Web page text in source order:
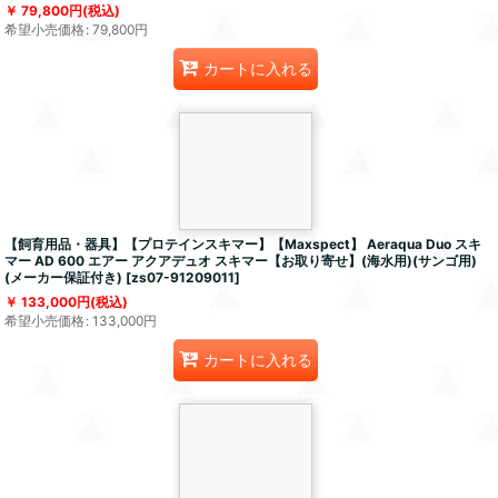
79,800円(税込)
希望小売価格: 79,800円
カートに入れる
【飼育用品・器具】【プロテインスキマー】【Maxspect】 Aeraqua Duo スキ
マー AD 600 エアー アクアデュオ スキマー【お取り寄せ】(海水用)(サンゴ用)
(メーカー保証付き) [zs07-91209011]
133,000円(税込)
希望小売価格: 133,000円
カートに入れる